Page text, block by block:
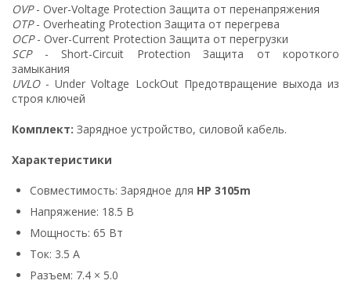
OVP- Over-Voltage Protection Защита от перенапряжения
OTP- Overheating Protection Защита от перегрева
OCP- Over-Current Protection Защита от перегрузки
SCP- Short-Circuit Protection Защита от короткого
замыкания
UVLO- Under Voltage LockOut Предотвращение выхода из
строя ключей
Комплект: Зарядное устройство, силовой кабель.
Характеристики
Совместимость: Зарядное для HP 3105m
Напряжение: 18.5 В
Мощность: 65 Вт
Ток: 3.5 А
Разъем: 7.4 × 5.0